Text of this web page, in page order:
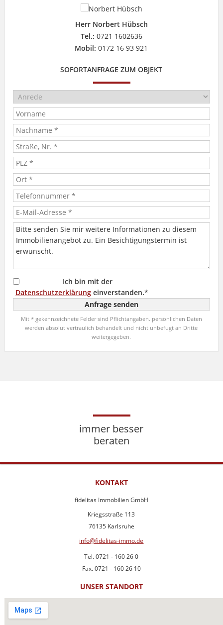
Herr Norbert Hübsch
Tel.: 0721 1602636
Mobil: 0172 16 93 921
SOFORTANFRAGE ZUM OBJEKT
Ich bin mit der
Datenschutzerklärung einverstanden.*
Mit * gekennzeichnete Felder sind Pflichtangaben. persönlichen Daten
werden absolut vertraulich behandelt und nicht unbefugt an Dritte
weitergegeben.
immer besser
beraten
KONTAKT
fidelitas Immobilien GmbH
Kriegsstraße 113
76135 Karlsruhe
info@fidelitas-immo.de
Tel. 0721 - 160 26 0
Fax. 0721 - 160 26 10
UNSER STANDORT